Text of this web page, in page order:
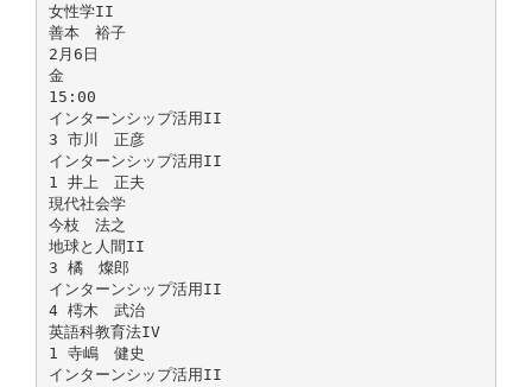
女性学II
善本 裕子
2月6日
金
15:00
インターンシップ活用II
3 市川 正彦
インターンシップ活用II
1 井上 正夫
現代社会学
今枝 法之
地球と人間II
3 橘 燦郎
インターンシップ活用II
4 樗木 武治
英語科教育法IV
1 寺嶋 健史
インターンシップ活用II